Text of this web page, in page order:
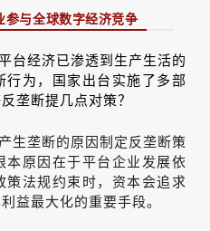
参与全球数字经济竞争
台经济已渗透到生产生活的
为，国家出台实施了多部
垄断提几点对策？
生垄断的原因制定反垄断策
原因在于平台企业发展依
法规约束时，资本会追求
益最大化的重要手段。